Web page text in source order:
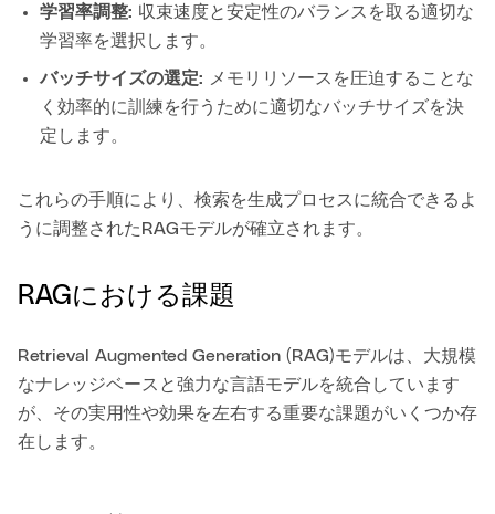
学習率調整: 収束速度と安定性のバランスを取る適切な
学習率を選択します。
バッチサイズの選定: メモリリソースを圧迫することな
く効率的に訓練を行うために適切なバッチサイズを決
定します。
これらの手順により、検索を生成プロセスに統合できるよ
うに調整されたRAGモデルが確立されます。
RAGにおける課題
Retrieval Augmented Generation (RAG)モデルは、大規模
なナレッジベースと強力な言語モデルを統合しています
が、その実用性や効果を左右する重要な課題がいくつか存
在します。